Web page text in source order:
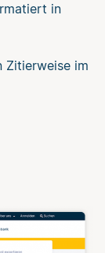
in
Zitierweise im